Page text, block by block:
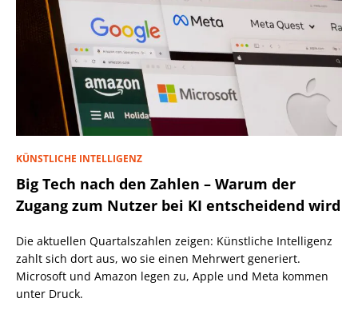
KÜNSTLICHE INTELLIGENZ
Big Tech nach den Zahlen – Warum der
Zugang zum Nutzer bei KI entscheidend wird
Die aktuellen Quartalszahlen zeigen: Künstliche Intelligenz
zahlt sich dort aus, wo sie einen Mehrwert generiert.
Microsoft und Amazon legen zu, Apple und Meta kommen
unter Druck.